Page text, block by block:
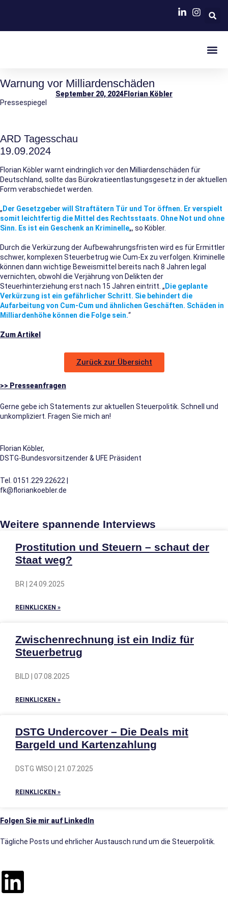
Warnung vor Milliardenschäden
September 20, 2024Florian Köbler
Pressespiegel
ARD Tagesschau
19.09.2024
Florian Köbler warnt eindringlich vor den Milliardenschäden für
Deutschland, sollte das Bürokratieentlastungsgesetz in der aktuellen
Form verabschiedet werden.
„ Der Gesetzgeber will Straftätern Tür und Tor öffnen. Er verspielt
somit leichtfertig die Mittel des Rechtsstaats. Ohne Not und ohne
Sinn. Es ist ein Geschenk an Kriminelle„, so Köbler.
Durch die Verkürzung der Aufbewahrungsfristen wird es für Ermittler
schwer, komplexen Steuerbetrug wie Cum-Ex zu verfolgen. Kriminelle
können dann wichtige Beweismittel bereits nach 8 Jahren legal
vernichten, obwohl die Verjährung von Delikten der
Steuerhinterziehung erst nach 15 Jahren eintritt. „ Die geplante
Verkürzung ist ein gefährlicher Schritt. Sie behindert die
Aufarbeitung von Cum-Cum und ähnlichen Geschäften. Schäden in
Milliardenhöhe können die Folge sein.“
Zum Artikel
Zurück zur Übersicht
>> Presseanfragen
Gerne gebe ich Statements zur aktuellen Steuerpolitik. Schnell und
unkompliziert. Fragen Sie mich an!
Florian Köbler,
DSTG-Bundesvorsitzender & UFE Präsident
Tel. 0151.229.22622 |
fk@floriankoebler.de
Weitere spannende Interviews
Prostitution und Steuern – schaut der
Staat weg?
BR | 24.09.2025
REINKLICKEN »
Zwischenrechnung ist ein Indiz für
Steuerbetrug
BILD | 07.08.2025
REINKLICKEN »
DSTG Undercover – Die Deals mit
Bargeld und Kartenzahlung
DSTG WISO | 21.07.2025
REINKLICKEN »
Folgen Sie mir auf LinkedIn
Tägliche Posts und ehrlicher Austausch rund um die Steuerpolitik.